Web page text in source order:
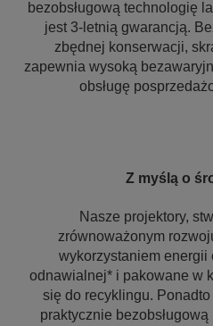
bezobsługową technologię
jest 3-letnią gwarancją.
zbędnej konserwacji,
zapewnia wysoką
obsługę
Z myślą o
Nasze projektory,
zrównoważonym
wykorzystaniem energii
odnawialnej* i pakowane w
się do recyklingu.
praktycznie